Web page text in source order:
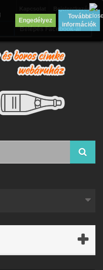
Bejelentkezés
Belépés Facebook-al
Engedélyez
További
információk